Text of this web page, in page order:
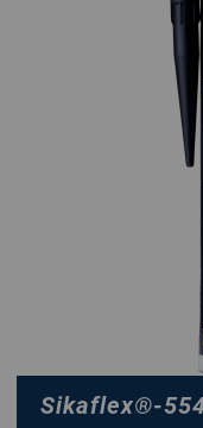
Sikaflex®-